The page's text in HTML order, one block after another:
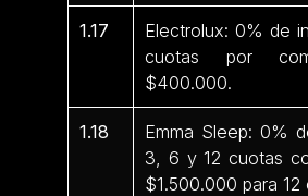
1.17
Electrolux: 0% de
cuotas por
$400.000.
1.18
Emma Sleep: 0%
3, 6 y 12 cuotas
$1.500.000 para 12